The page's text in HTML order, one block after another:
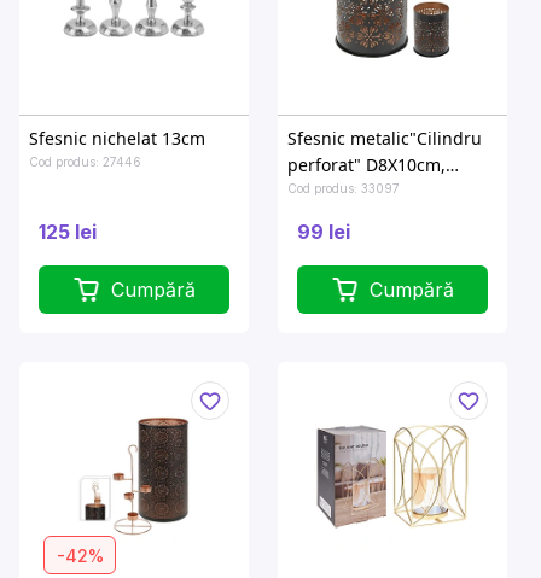
Sfesnic nichelat 13cm
Cod produs: 27446
125 lei
Cumpără
Sfesnic metalic"Cilindru
perforat" D8X10cm,
negru/alb
Cod produs: 33097
99 lei
Cumpără
-42%